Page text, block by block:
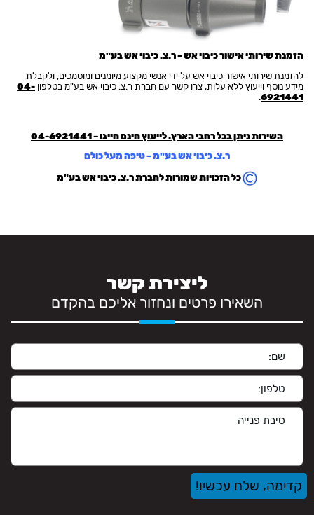
הזמנת שירותי אישור כיבוי אש –ר.צ. כיבוי אש בע"מ
להזמנת שירותי אישור כיבוי אש על ידי אנשי מקצוע מיומנים ומוסמכים, ולקבלת
מידע נוסף וייעוץ ללא עלות, צרו קשר עם חברת ר.צ. כיבוי אש בע"מ בטלפון 04-
6921441
.
השירות ניתן בכל רחבי הארץ. לייעוץ חינם חייגו –04-6921441
ר.צ. כיבוי אש בע"מ – טיפה מעל כולם
כל הזכויות שמורות לחברת ר.צ. כיבוי אש בע"מ
ליצירת קשר
השאירו פרטים ונחזור אליכם בהקדם